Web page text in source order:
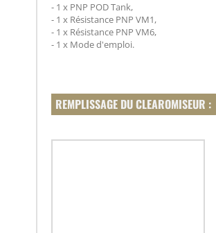
- 1 x PNP POD Tank,
- 1 x Résistance PNP VM1,
- 1 x Résistance PNP VM6,
- 1 x Mode d'emploi.
REMPLISSAGE DU CLEAROMISEUR :